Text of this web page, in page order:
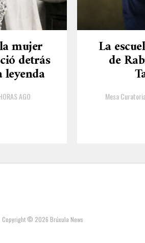
mujer
detrás
leyenda
AGO
La
de
Mesa
Copyright © 2026 Brúxula News